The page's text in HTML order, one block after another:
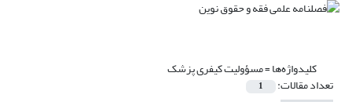
کلیدواژه‌ها =مسؤولیت کیفری پزشک
تعداد مقالات: 1